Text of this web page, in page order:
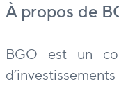
À propos de
BGO est un